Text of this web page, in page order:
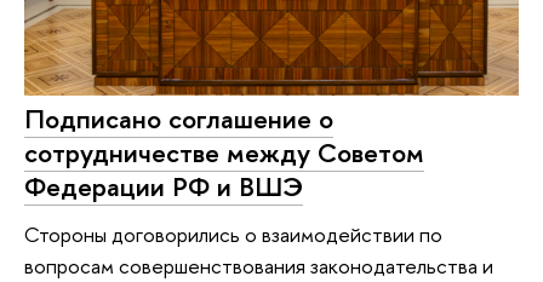
Подписано соглашение о
сотрудничестве между Советом
Федерации РФ и ВШЭ
Стороны договорились о взаимодействии по
вопросам совершенствования законодательства и